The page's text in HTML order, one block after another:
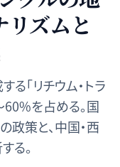
ズムと
る「リチウム・トラ
を占める。国
策と、中国・西
る。